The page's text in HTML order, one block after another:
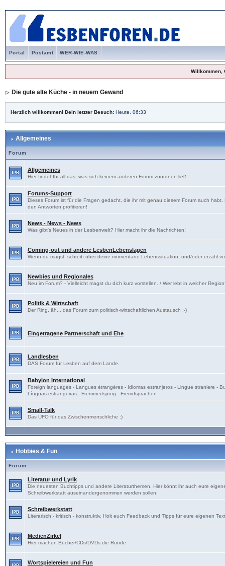
Portal Postamt WER-WIE-WAS
Willkommen,
Die gute alte Küche - in neuem Gewand
Herzlich willkommen! Dein letzter Besuch: Heute, 06:33
Allgemeines
Forum
Allgemeines
Hier findet Ihr all das, was sich keinem anderen Forum zuordnen ließ.
Forums-Support
Dieses Forum ist für die Fragen gedacht, die ihr mit genau diesem Forum auch
den Antworten profitieren!
News - News - News
Was gibt's Neues in der Lesbenwelt? Hier macht ihr die Nachrichten!
Coming-out und andere LesbenLebenslagen
Wenn du magst, schreib über deine momentane Lebenssituation, und/oder erzähl
Newbies und Regionales
Neu im Forum? - Vielleicht magst du dich kurz vorstellen. / Wer lebt in welcher
Politik & Wirtschaft
Der Ring, äh... das Forum zum politisch-wirtschaftlichen Austausch ;-)
Eingetragene Partnerschaft und Ehe
Landlesben
DAS Forum für Lesben auf dem Lande.
Babylon International
Foreign languages - Langues étrangères - Idiomas estranjeros - Lingue straniere -
Línguas estrangeiras - Fremmedsprog - Fremdsprachen
Small-Talk
Das UFO für das Zwischenmenschliche :)
Hobbies & Fun
Forum
Literatur und Lyrik
Die neuesten Buchtipps und andere Literaturthemen. Hier könnt ihr auch eure
Schreibwerkstatt auseinandergenommen werden sollen.
Schreibwerkstatt
Literarisch - kritisch - konstruktiv. Holt euch Feedback und Tipps für eure eigenen
MedienZirkel
Hier machen Bücher/CDs/DVDs die Runde
Wortspielereien und Fun